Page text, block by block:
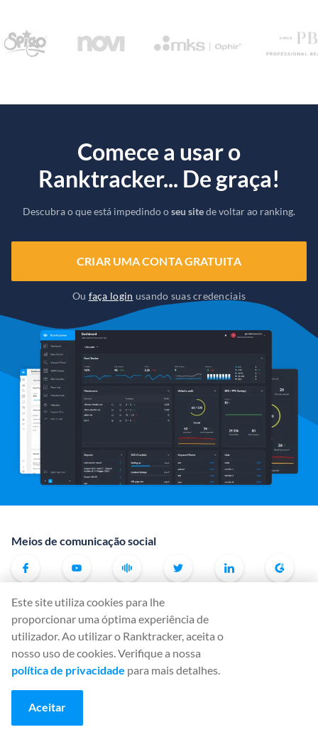
Comece a usar o
Ranktracker... De graça!
Descubra o que está impedindo oseu sitede voltar ao ranking.
CRIAR UMA CONTA GRATUITA
Ou faça login usando suas credenciais
Meios de comunicação social
Ferramentas
Rank Tracker
Keyword Finder
SERP Checker
Este site utiliza cookies para lhe
proporcionar uma óptima experiência de
utilizador. Ao utilizar o Ranktracker, aceita o
nosso uso de cookies. Verifique a nossa
política de privacidade para mais detalhes.
Aceitar